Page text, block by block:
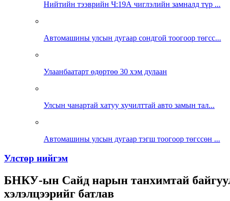
Нийтийн тээврийн Ч:19А чиглэлийн замналд түр ...
Автомашины улсын дугаар сондгой тоогоор төгсс...
Улаанбаатарт өдөртөө 30 хэм дулаан
Улсын чанартай хатуу хучилттай авто замын тал...
Автомашины улсын дугаар тэгш тоогоор төгссөн ...
Улстөр нийгэм
БНКУ-ын Сайд нарын танхимтай
хэлэлцээрийг батлав